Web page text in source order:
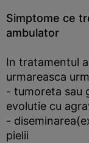
Simptome ce
ambulator
In tratamentul
urmareasca
- tumoreta sau
evolutie cu
-
pielii